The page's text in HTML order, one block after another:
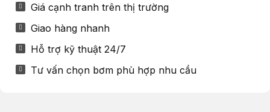
Giá cạnh tranh trên thị trường
Giao hàng nhanh
Hỗ trợ kỹ thuật 24/7
Tư vấn chọn bơm phù hợp nhu cầu